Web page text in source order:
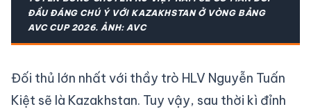
ĐẦU ĐÁNG CHÚ Ý VỚI KAZAKHSTAN Ở VÒNG BẢNG
AVC CUP 2026. ẢNH: AVC
Đối thủ lớn nhất với thầy trò HLV Nguyễn Tuấn
Kiệt sẽ là Kazakhstan. Tuy vậy, sau thời kì đỉnh